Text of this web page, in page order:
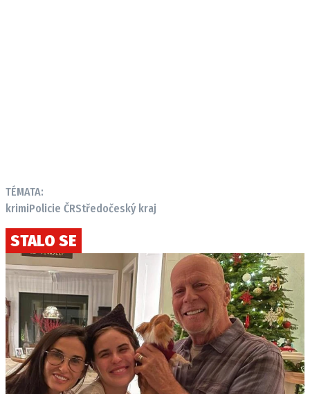
TÉMATA:
krimiPolicie ČRStředočeský kraj
STALO SE